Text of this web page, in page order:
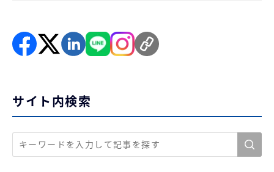
WEBプラス
サイト内検索